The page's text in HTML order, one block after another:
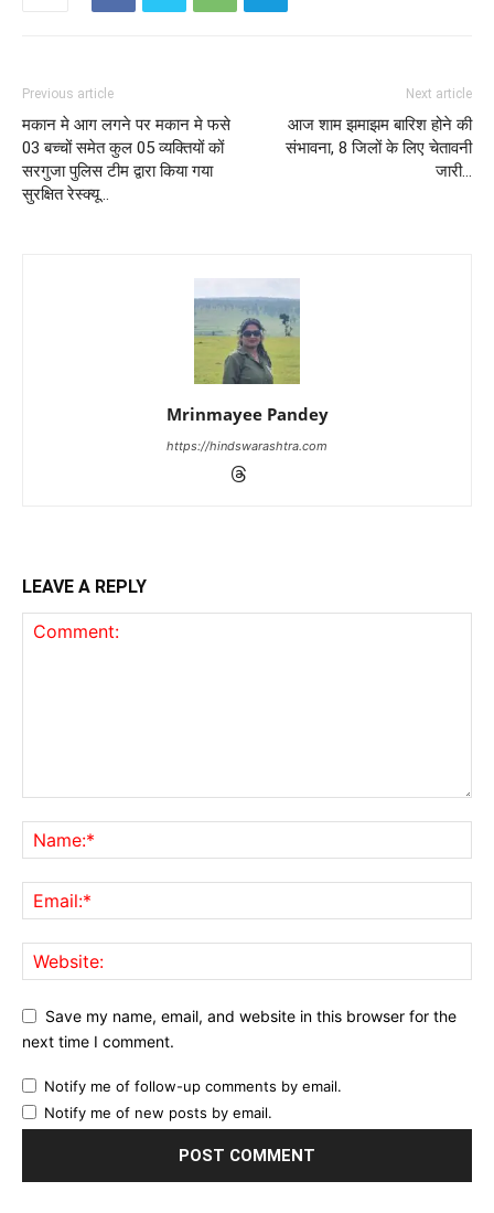
Previous article
मकान मे आग लगने पर मकान मे फसे
03 बच्चों समेत कुल 05 व्यक्तियों कों
सरगुजा पुलिस टीम द्वारा किया गया
सुरक्षित रेस्क्यू…
Next article
आज शाम झमाझम बारिश होने की
संभावना, 8 जिलों के लिए चेतावनी
जारी…
Mrinmayee Pandey
https://hindswarashtra.com
LEAVE A REPLY
Save my name, email, and website in this browser for the
next time I comment.
Notify me of follow-up comments by email.
Notify me of new posts by email.